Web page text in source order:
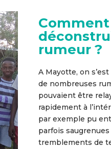
Comment
rumeur ?
A Mayotte, on
de nombreuses
pouvaient être
rapidement à
par exemple pu
parfois
tremblements de